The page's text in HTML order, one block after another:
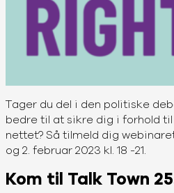
Tager du del i den politiske
bedre til at sikre dig i forhold
nettet? Så tilmeld dig webinaret
og 2. februar 2023 kl. 18 -21.
Kom til Talk Town